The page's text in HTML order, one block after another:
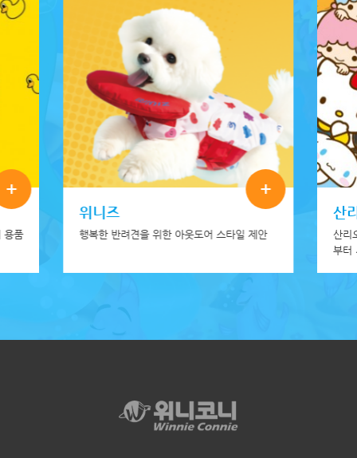
+
용품
+
위니즈
행복한 반려견을 위한 아웃도어 스타일 제안
산
산리
부터